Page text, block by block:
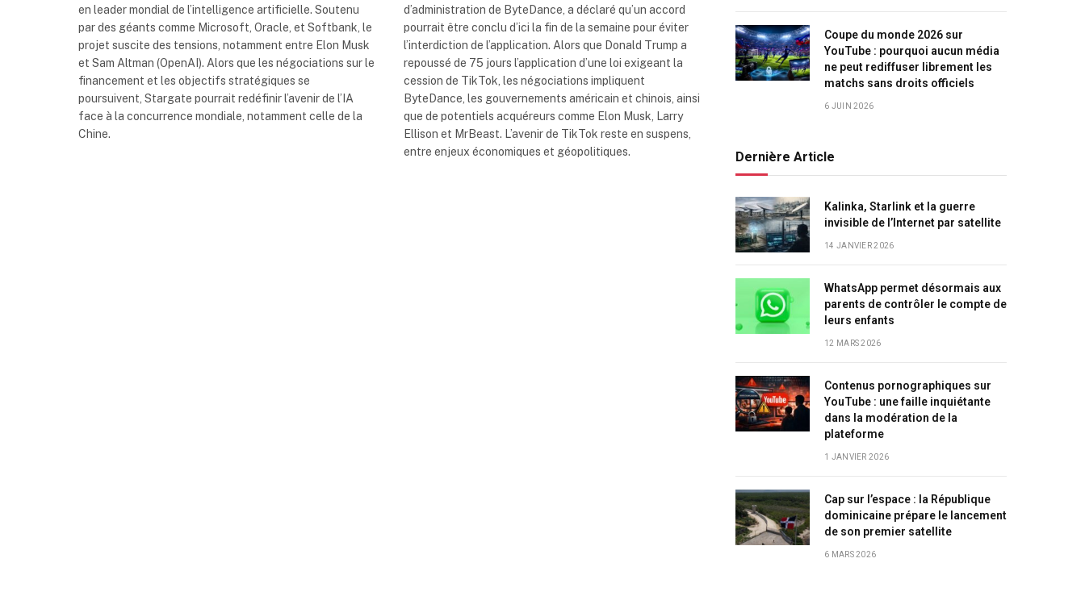
en leader mondial de l’intelligence artificielle. Soutenu
par des géants comme Microsoft, Oracle, et Softbank, le
projet suscite des tensions, notamment entre Elon Musk
et Sam Altman (OpenAI). Alors que les négociations sur le
financement et les objectifs stratégiques se
poursuivent, Stargate pourrait redéfinir l’avenir de l’IA
face à la concurrence mondiale, notamment celle de la
Chine.
d’administration de ByteDance, a déclaré qu’un accord
pourrait être conclu d’ici la fin de la semaine pour éviter
l’interdiction de l’application. Alors que Donald Trump a
repoussé de 75 jours l’application d’une loi exigeant la
cession de TikTok, les négociations impliquent
ByteDance, les gouvernements américain et chinois, ainsi
que de potentiels acquéreurs comme Elon Musk, Larry
Ellison et MrBeast. L’avenir de TikTok reste en suspens,
entre enjeux économiques et géopolitiques.
Coupe du monde 2026 sur
YouTube : pourquoi aucun média
ne peut rediffuser librement les
matchs sans droits officiels
6 JUIN 2026
Dernière Article
Kalinka, Starlink et la guerre
invisible de l’Internet par satellite
14 JANVIER 2026
WhatsApp permet désormais aux
parents de contrôler le compte de
leurs enfants
12 MARS 2026
Contenus pornographiques sur
YouTube : une faille inquiétante
dans la modération de la
plateforme
1 JANVIER 2026
Cap sur l’espace : la République
dominicaine prépare le lancement
de son premier satellite
6 MARS 2026